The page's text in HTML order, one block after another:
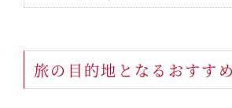
旅の目的地となるおすす